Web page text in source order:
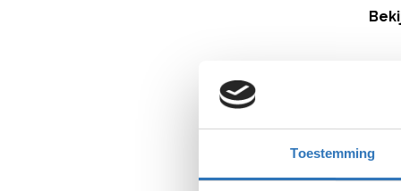
Toestemming
€1.199,